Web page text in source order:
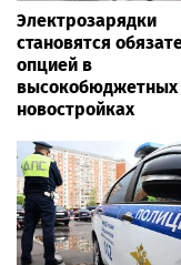
Электрозарядки
становятся
опцией в
высокобюджетных
новостройках